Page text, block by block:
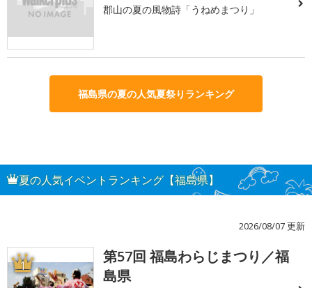
郡山の夏の風物詩「うねめまつり」
福島県の夏の人気夏祭りランキング
夏の人気イベントランキング【福島県】
2026/08/07 更新
1
第57回 福島わらじまつり／福
島県